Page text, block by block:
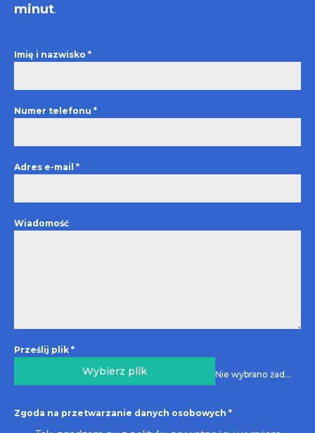
minut.
Imię i nazwisko *
Numer telefonu *
Adres e-mail *
Wiadomość
Prześlij plik *
Wybierz plik Nie wybrano żadnego pliku
Zgoda na przetwarzanie danych osobowych *